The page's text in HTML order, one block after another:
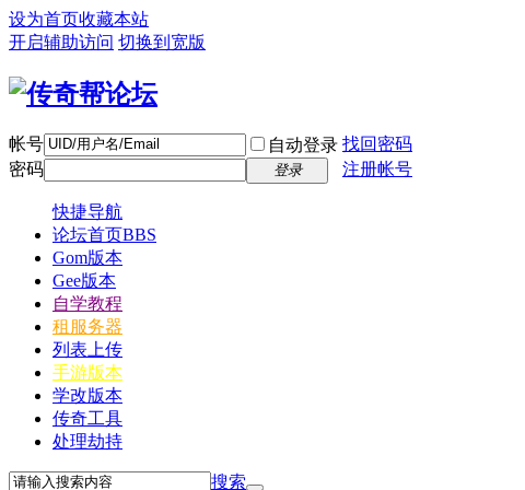
设为首页收藏本站
开启辅助访问 切换到宽版
帐号 自动登录 找回密码
密码
登录 注册帐号
快捷导航
论坛首页BBS
Gom版本
Gee版本
自学教程
租服务器
列表上传
手游版本
学改版本
传奇工具
处理劫持
搜索